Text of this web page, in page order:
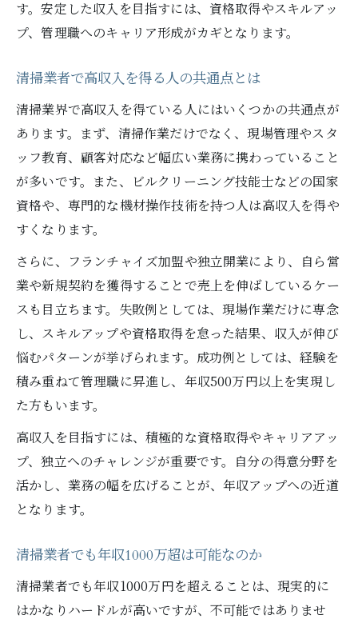
す。安定した収入を目指すには、資格取得やスキルアッ
プ、管理職へのキャリア形成がカギとなります。
清掃業者で高収入を得る人の共通点とは
清掃業界で高収入を得ている人にはいくつかの共通点が
あります。まず、清掃作業だけでなく、現場管理やスタ
ッフ教育、顧客対応など幅広い業務に携わっていること
が多いです。また、ビルクリーニング技能士などの国家
資格や、専門的な機材操作技術を持つ人は高収入を得や
すくなります。
さらに、フランチャイズ加盟や独立開業により、自ら営
業や新規契約を獲得することで売上を伸ばしているケー
スも目立ちます。失敗例としては、現場作業だけに専念
し、スキルアップや資格取得を怠った結果、収入が伸び
悩むパターンが挙げられます。成功例としては、経験を
積み重ねて管理職に昇進し、年収500万円以上を実現し
た方もいます。
高収入を目指すには、積極的な資格取得やキャリアアッ
プ、独立へのチャレンジが重要です。自分の得意分野を
活かし、業務の幅を広げることが、年収アップへの近道
となります。
清掃業者でも年収1000万超は可能なのか
清掃業者でも年収1000万円を超えることは、現実的に
はかなりハードルが高いですが、不可能ではありませ